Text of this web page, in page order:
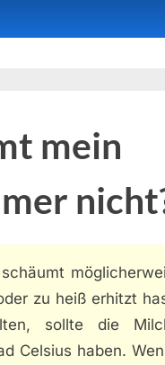
mein
zu heiß erhitzt
sollte die
Celsius haben.